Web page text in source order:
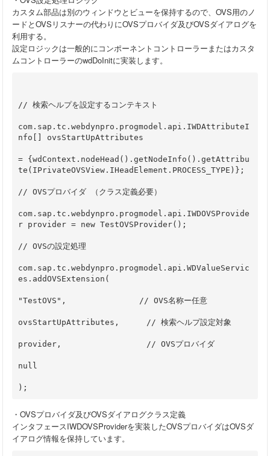
カスタム部品は別のウィンドウとビューを保持するので、OVS用のノ
ードとOVSリスナーの代わりにOVSプロバイダ及びOVSダイアログを
利用する。
設定ロジックは一般的にコンポーネントコントローラーまたはカスタ
ムコントローラーのwdDoInitに実装します。
// 検索ヘルプを設定するコンテキスト
com.sap.tc.webdynpro.progmodel.api.IWDAttributeI
nfo[] ovsStartUpAttributes
= {wdContext.nodeHead().getNodeInfo().getAttribu
te(IPrivateOVSView.IHeadElement.PROCESS_TYPE)};
// OVSプロバイダ （クラス定義必要）
com.sap.tc.webdynpro.progmodel.api.IWDOVSProvide
r provider = new TestOVSProvider();
// OVSの設定処理
com.sap.tc.webdynpro.progmodel.api.WDValueServic
es.addOVSExtension(
"TestOVS",      　　　　　 // OVS名称ー任意
ovsStartUpAttributes,   　 // 検索ヘルプ設定対象
provider,   　             // OVSプロバイダ
null
);
・OVSプロバイダ及びOVSダイアログクラス定義
インタフェースIWDOVSProviderを実装したOVSプロバイダはOVSダ
イアログ情報を保持しています。